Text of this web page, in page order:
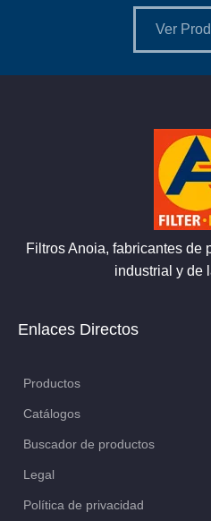
Ver
Filtros Anoia, fabricantes de
industrial y de
Enlaces Directos
Productos
Catálogos
Buscador de productos
Legal
Política de privacidad